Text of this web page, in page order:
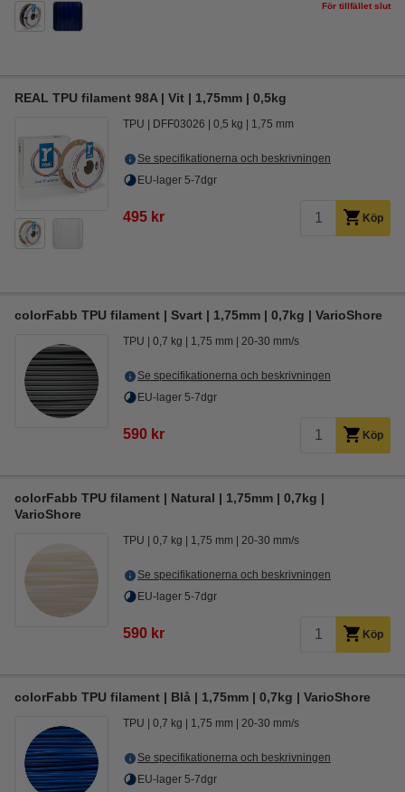
För tillfället slut
REAL TPU filament 98A | Vit | 1,75mm | 0,5kg
TPU DFF03026 0,5 kg 1,75 mm
Se specifikationerna och beskrivningen
EU-lager 5-7dgr
495 kr Köp
colorFabb TPU filament | Svart | 1,75mm | 0,7kg | VarioShore
TPU 0,7 kg 1,75 mm 20-30 mm/s
Se specifikationerna och beskrivningen
EU-lager 5-7dgr
590 kr Köp
colorFabb TPU filament | Natural | 1,75mm | 0,7kg |
VarioShore
TPU 0,7 kg 1,75 mm 20-30 mm/s
Se specifikationerna och beskrivningen
EU-lager 5-7dgr
590 kr Köp
colorFabb TPU filament | Blå | 1,75mm | 0,7kg | VarioShore
TPU 0,7 kg 1,75 mm 20-30 mm/s
Se specifikationerna och beskrivningen
EU-lager 5-7dgr